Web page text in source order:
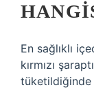
En sağlıklı
kırmızı